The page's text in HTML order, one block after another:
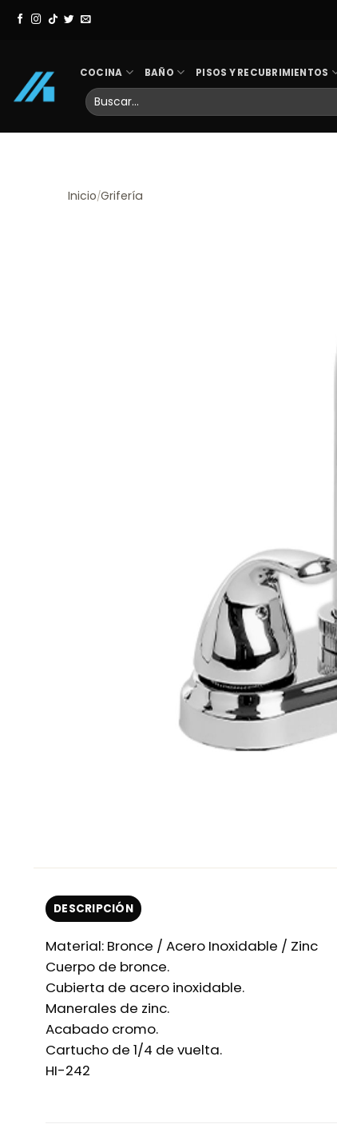
Skip
COCINA BAÑO PISOS Y RECUBRIMIENTOS
Buscar
por:
Inicio/Grifería
DESCRIPCIÓN
Material: Bronce / Acero Inoxidable / Zinc
Cuerpo de bronce.
Cubierta de acero inoxidable.
Manerales de zinc.
Acabado cromo.
Cartucho de 1/4 de vuelta.
HI-242